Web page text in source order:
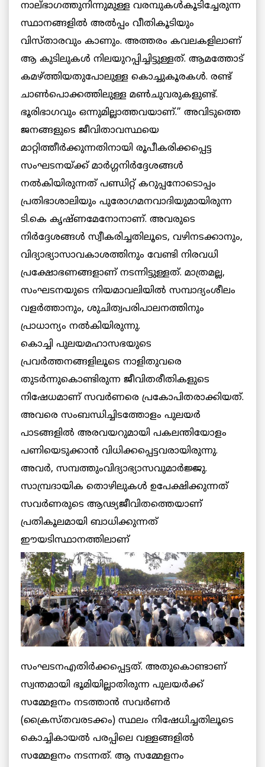
നാല്ഭാഗത്തുനിന്നുമുള്ള വരമ്പുകള്‍കൂടിച്ചേരുന്ന
സ്ഥാനങ്ങളില്‍ അല്‍പ്പം വീതികൂടിയും
വിസ്താരവും കാണും. അത്തരം കവലകളിലാണ്
ആ കുടിലുകള്‍ നിലയുറപ്പിച്ചിട്ടുള്ളത്. ആമത്തോട്
കമഴ്ത്തിയതുപോലുള്ള കൊച്ചുകൂരകള്‍. രണ്ട്
ചാണ്‍പൊക്കത്തിലുള്ള മണ്‍ചുവരുകളുണ്ട്.
ഭൂരിഭാഗവും ഒന്നുമില്ലാത്തവയാണ്.” അവിടുത്തെ
ജനങ്ങളുടെ ജീവിതാവസ്ഥയെ
മാറ്റിത്തീര്‍ക്കുന്നതിനായി രൂപീകരിക്കപ്പെട്ട
സംഘടനയ്ക്ക് മാര്‍ഗ്ഗനിര്‍ദ്ദേശങ്ങള്‍
നല്‍കിയിരുന്നത് പണ്ഡിറ്റ് കറുപ്പനോടൊപ്പം
പ്രതിഭാശാലിയും പുരോഗമനവാദിയുമായിരുന്ന
ടി.കെ കൃഷ്ണമേനോനാണ്. അവരുടെ
നിര്‍ദ്ദേശങ്ങള്‍ സ്വീകരിച്ചതിലൂടെ, വഴിനടക്കാനും,
വിദ്യാഭ്യാസാവകാശത്തിനും വേണ്ടി നിരവധി
പ്രക്ഷോഭണങ്ങളാണ് നടന്നിട്ടുള്ളത്. മാത്രമല്ല,
സംഘടനയുടെ നിയമാവലിയില്‍ സമ്പാദ്യംശീലം
വളര്‍ത്താനും, ശുചിത്വപരിപാലനത്തിനും
പ്രാധാന്യം നല്‍കിയിരുന്നു.
കൊച്ചി പുലയമഹാസഭയുടെ
പ്രവര്‍ത്തനങ്ങളിലൂടെ നാളിതുവരെ
തുടര്‍ന്നുകൊണ്ടിരുന്ന ജീവിതരീതികളുടെ
നിഷേധമാണ് സവര്‍ണരെ പ്രകോപിതരാക്കിയത്.
അവരെ സംബന്ധിച്ചിടത്തോളം പുലയര്‍
പാടങ്ങളില്‍ അരവയറുമായി പകലന്തിയോളം
പണിയെടുക്കാന്‍ വിധിക്കപ്പെട്ടവരായിരുന്നു.
അവര്‍, സമ്പത്തുംവിദ്യാഭ്യാസവുമാര്‍ജ്ജു.
സാമ്പ്രദായിക തൊഴിലുകള്‍ ഉപേക്ഷിക്കുന്നത്
സവര്‍ണരുടെ ആഢ്യജീവിതത്തെയാണ്
പ്രതികൂലമായി ബാധിക്കുന്നത്
ഈയടിസ്ഥാനത്തിലാണ്
സംഘടനഎതിര്‍ക്കപ്പെട്ടത്. അതുകൊണ്ടാണ്
സ്വന്തമായി ഭൂമിയില്ലാതിരുന്ന പുലയര്‍ക്ക്
സമ്മേളനം നടത്താന്‍ സവര്‍ണര്‍
(ക്രൈസ്തവരടക്കം) സ്ഥലം നിഷേധിച്ചതിലൂടെ
കൊച്ചികായല്‍ പരപ്പിലെ വള്ളങ്ങളില്‍
സമ്മേളനം നടന്നത്. ആ സമ്മേളനം